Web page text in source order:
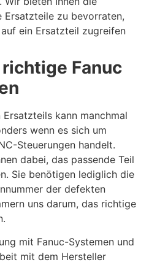
Ersatzteile zu bevorraten,
ein Ersatzteil zugreifen
Fanuc
kann manchmal
wenn es sich um
Steuerungen handelt.
dabei, das passende Teil
Sie benötigen lediglich die
der defekten
uns darum, das richtige
mit Fanuc-Systemen und
mit dem Hersteller